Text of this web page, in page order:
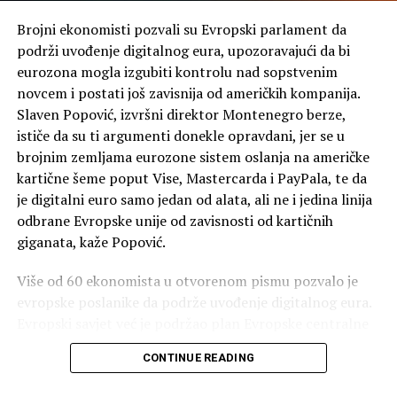
Da bi uspjeli da zabilježe ovaj tip pokreta ruku, naučnici
su u satove ugradili veoma brze senzore preko kojih su
uspjeli da odrede položaj ruku, najčešće pokrete, pa čak i
informacije o akustici, odnosno mikrovibracije koje
stvaraju ruke ispitanika.
Kris Harison, glavni istraživač grupe „Fjučer interfejsis”
(Future Interfaces) sa Univerziteta Karnegi Melon, kaže
da je ovaj način istraživanja sličan kao kad držite
stetoskop u ruci. Uređaj je, uz pomoć algoritma, uspio da
zabilježi razne vrste pokreta.
Ova tehnologija predstavlja novi prodor u razvoju nauke,
jer su naučnici uspjeli da urade nešto što je do danas bilo
On je objasnio da je sada moguće da vaš sat preko
Brojni ekonomisti pozvali su Evropski parlament da
podrži uvođenje digitalnog eura, upozoravajući da bi
eurozona mogla izgubiti kontrolu nad sopstvenim
novcem i postati još zavisnija od američkih kompanija.
Slaven Popović, izvršni direktor Montenegro berze,
ističe da su ti argumenti donekle opravdani, jer se u
brojnim zemljama eurozone sistem oslanja na američke
kartične šeme poput Vise, Mastercarda i PayPala, te da
je digitalni euro samo jedan od alata, ali ne i jedina linija
odbrane Evropske unije od zavisnosti od kartičnih
giganata, kaže Popović.
Više od 60 ekonomista u otvorenom pismu pozvalo je
evropske poslanike da podrže uvođenje digitalnog eura.
banke da od 2029. godine uvede elektronski ekvivalent
gotovine, ali ostaje pitanje da li će taj predlog na
CONTINUE READING